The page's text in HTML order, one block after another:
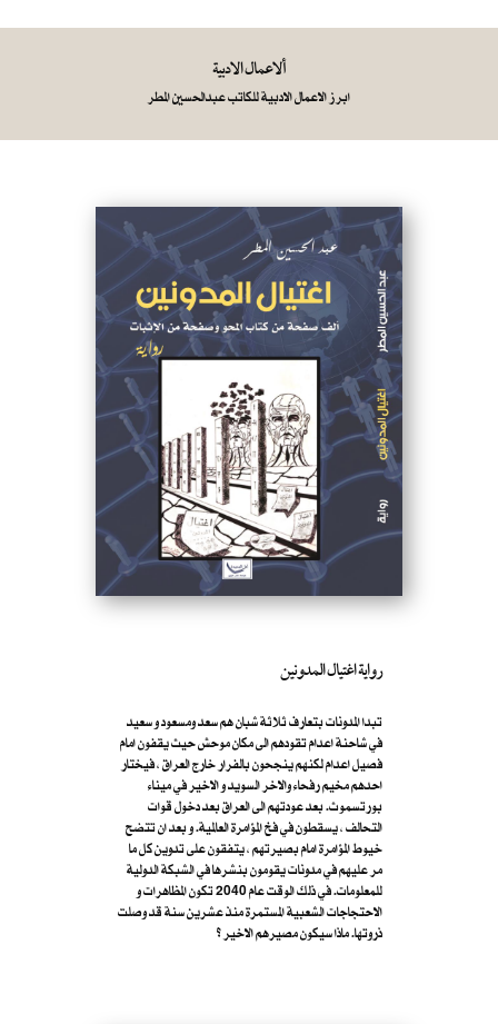
ألاعمال الادبية
ابرز الاعمال الادبية للكاتب عبدالحسين المطر
رواية اغتيال المدونين
تبدا المدونات بتعارف ثلاثة شبان هم سعد ومسعود و سعيد
في شاحنة اعدام تقودهم الى مكان موحش حيث يقفون امام
فصيل اعدام لكنهم ينجحون بالفرار خارج العراق ، فيختار
احدهم مخيم رفحاء والاخر السويد و الاخير في ميناء
بورتسموث. بعد عودتهم الى العراق بعد دخول قوات
التحالف ، يسقطون في فخ المؤامرة العالمية. و بعد ان تتضح
خيوط المؤامرة امام بصيرتهم ، يتفقون على تدوين كل ما
مر عليهم في مدونات يقومون بنشرها في الشبكة الدولية
للمعلومات. في ذلك الوقت عام 2040 تكون المظاهرات و
الاحتجاجات الشعبية المستمرة منذ عشرين سنة قد وصلت
ذروتها. ماذا سيكون مصيرهم الاخير ؟